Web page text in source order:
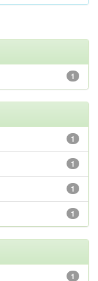
1
1
1
1
1
1